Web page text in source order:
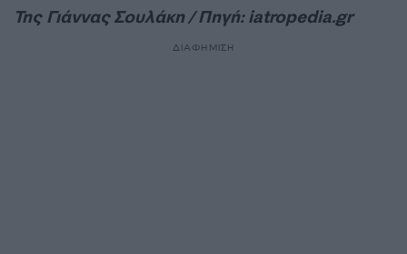
Της Γιάννας Σουλάκη / Πηγή: iatropedia.gr
ΔΙΑΦΗΜΙΣΗ